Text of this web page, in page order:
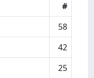
#
58
42
25